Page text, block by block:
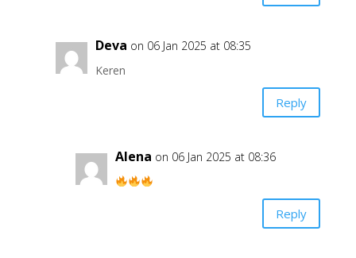
Deva on 06 Jan 2025 at 08:35
Keren
Reply
Alena on 06 Jan 2025 at 08:36
Reply